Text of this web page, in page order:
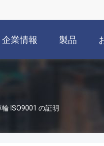
企業情報 製品
ISO9001 の証明